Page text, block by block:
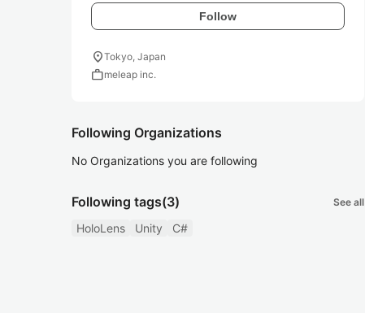
Follow
location_onTokyo, Japan
workmeleap inc.
Following Organizations
No Organizations you are following
Following tags(3) See all
HoloLens Unity C#